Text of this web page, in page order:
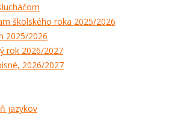
školského roka 2025/2026
2025/2026
rok 2026/2027
2026/2027
jazykov